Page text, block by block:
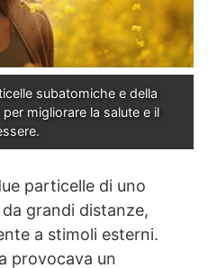
subatomiche e della
migliorare la salute e il
particelle di uno
grandi distanze,
a stimoli esterni.
provocava un